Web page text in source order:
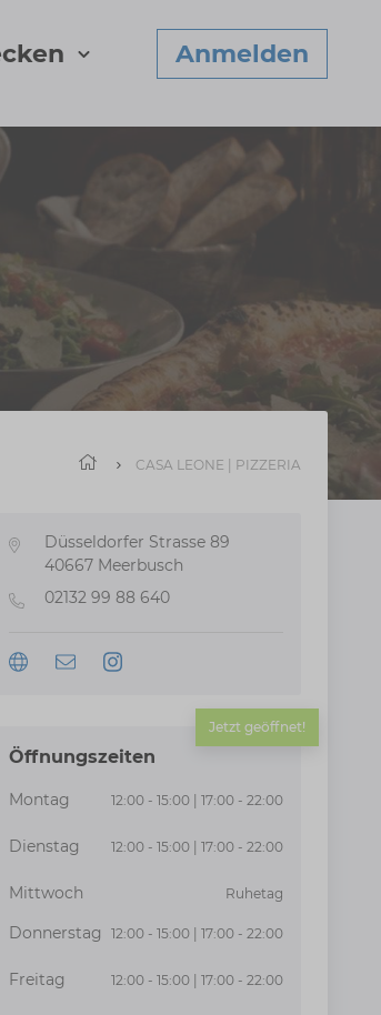
Anmelden
StartCASA LEONE | PIZZERIA
AdresseDüsseldorfer Strasse 89
40667 Meerbusch
Telefon02132 99 88 640
Öffnungszeiten
Jetzt geöffnet!
Montag 12:00 - 15:00 | 17:00 - 22:00
Dienstag 12:00 - 15:00 | 17:00 - 22:00
Mittwoch Ruhetag
Donnerstag 12:00 - 15:00 | 17:00 - 22:00
Freitag 12:00 - 15:00 | 17:00 - 22:00